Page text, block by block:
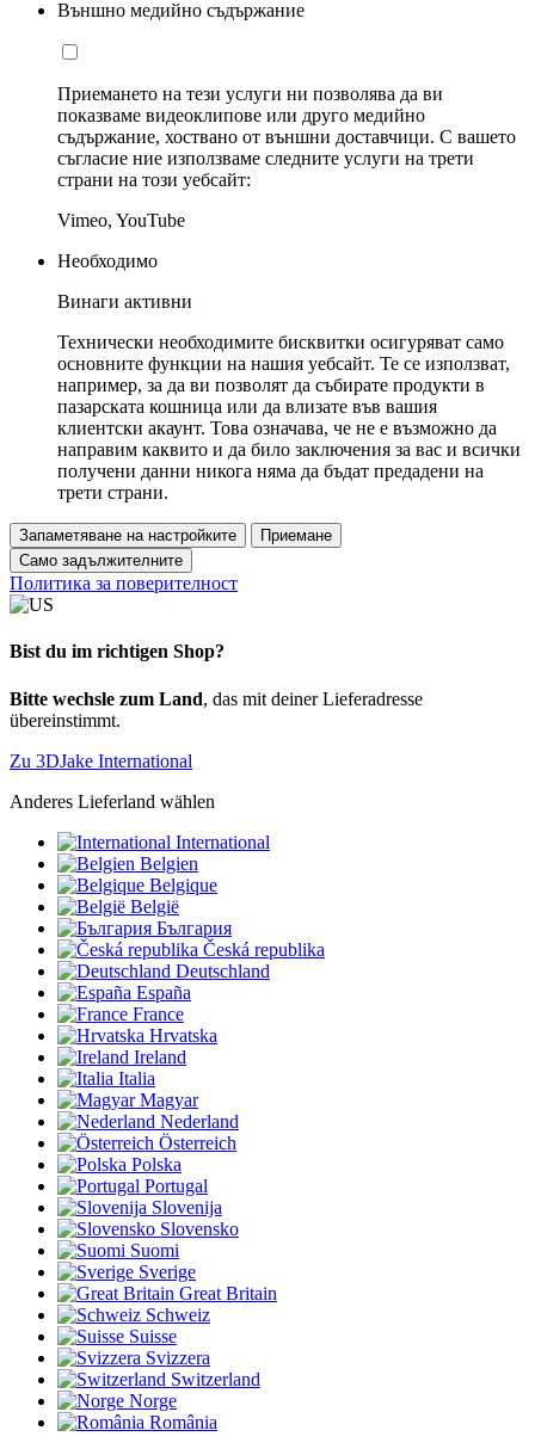
Външно медийно съдържание
Приемането на тези услуги ни позволява да ви
показваме видеоклипове или друго медийно
съдържание, хоствано от външни доставчици. С вашето
съгласие ние използваме следните услуги на трети
страни на този уебсайт:
Vimeo, YouTube
Необходимо
Винаги активни
Технически необходимите бисквитки осигуряват само
основните функции на нашия уебсайт. Те се използват,
например, за да ви позволят да събирате продукти в
пазарската кошница или да влизате във вашия
клиентски акаунт. Това означава, че не е възможно да
направим каквито и да било заключения за вас и всички
получени данни никога няма да бъдат предадени на
трети страни.
Запаметяване на настройките
Приемане
Само задължителните
Политика за поверителност
Bist du im richtigen Shop?
Bitte wechsle zum Land, das mit deiner Lieferadresse
übereinstimmt.
Zu 3DJake International
Anderes Lieferland wählen
International
Belgien
Belgique
België
България
Česká republika
Deutschland
España
France
Hrvatska
Ireland
Italia
Magyar
Nederland
Österreich
Polska
Portugal
Slovenija
Slovensko
Suomi
Sverige
Great Britain
Schweiz
Suisse
Svizzera
Switzerland
Norge
România